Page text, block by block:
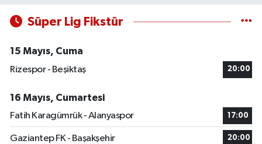
Süper Lig Fikstür
15 Mayıs, Cuma
Rizespor - Beşiktaş
20:00
16 Mayıs, Cumartesi
Fatih Karagümrük - Alanyaspor
17:00
Gaziantep FK - Başakşehir 20:00